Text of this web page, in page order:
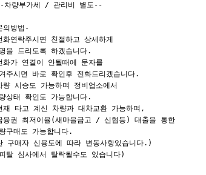
량부가세 / 관리비 별도--
의방법-
화연락주시면 친절하고 상세하게
을 드리도록 하겠습니다.
화가 연결이 안될때에 문자를
주시면 바로 확인후 전화드리겠습니다.
량 시승도 가능하며 정비업소에서
상태 확인도 가능합니다.
재 타고 계신 차량과 대차교환 가능하며,
융권 최저이율(새마을금고 / 신협등) 대출을 통한
구매도 가능합니다.
구매자 신용도에 따라 변동사항있습니다.)
탈 심사에서 탈락될수도 있습니다)